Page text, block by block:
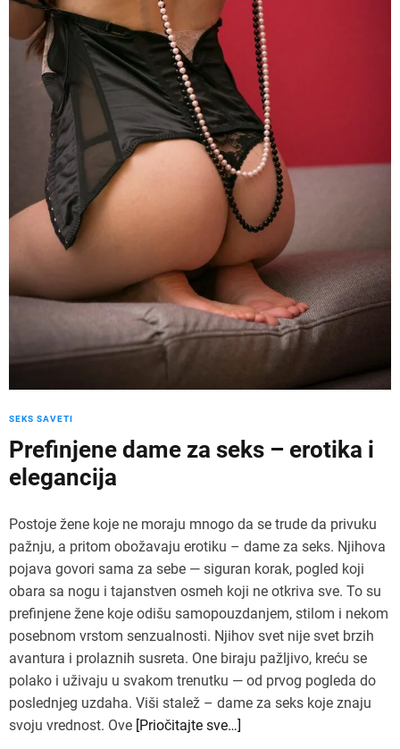
SEKS SAVETI
Prefinjene dame za seks – erotika i
elegancija
Postoje žene koje ne moraju mnogo da se trude da privuku
pažnju, a pritom obožavaju erotiku – dame za seks. Njihova
pojava govori sama za sebe — siguran korak, pogled koji
obara sa nogu i tajanstven osmeh koji ne otkriva sve. To su
prefinjene žene koje odišu samopouzdanjem, stilom i nekom
posebnom vrstom senzualnosti. Njihov svet nije svet brzih
avantura i prolaznih susreta. One biraju pažljivo, kreću se
polako i uživaju u svakom trenutku — od prvog pogleda do
poslednjeg uzdaha. Viši stalež – dame za seks koje znaju
svoju vrednost. Ove [Priočitajte sve…]